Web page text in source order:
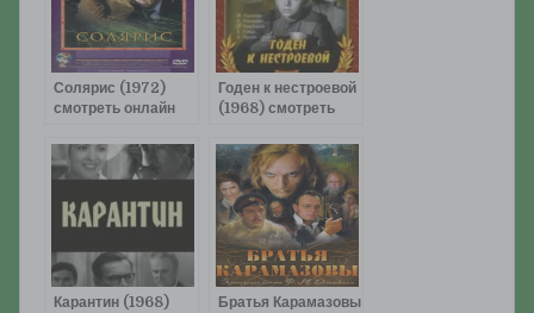
Солярис (1972)
смотреть онлайн
Годен к нестроевой
(1968) смотреть
Карантин (1968)
Братья Карамазовы